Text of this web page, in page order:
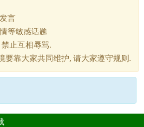
言
等敏感话题
止互相辱骂.
要靠大家共同维护, 请大家遵守规则.